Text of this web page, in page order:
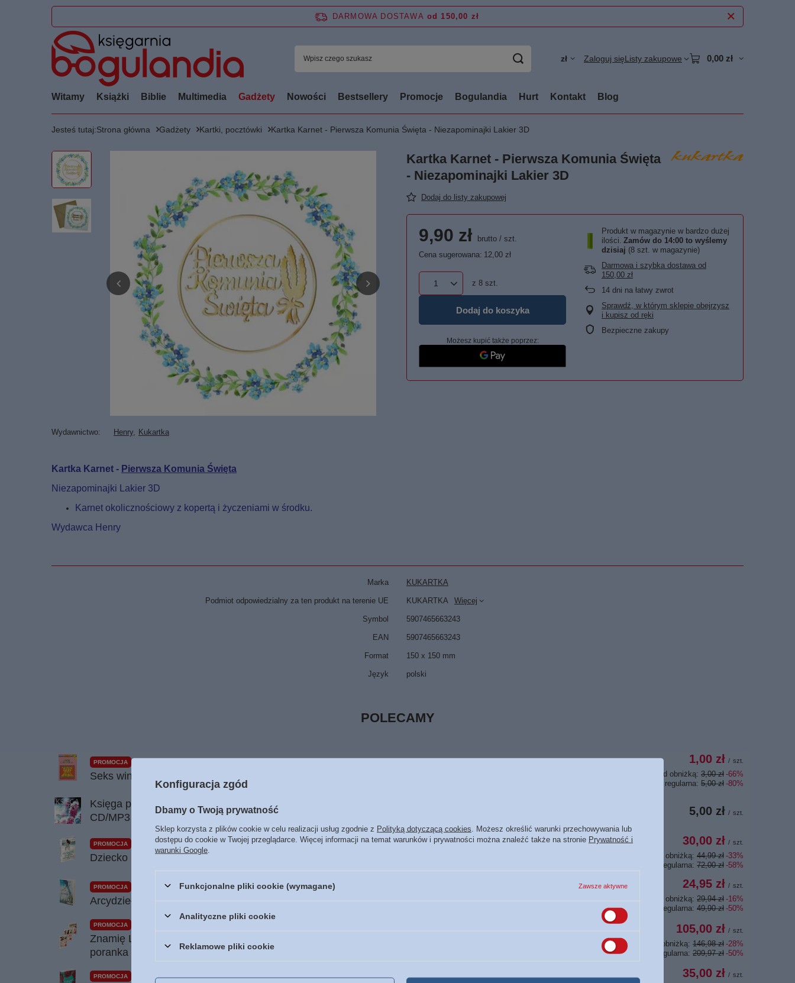
DARMOWA DOSTAWA od 150,00 zł
zł Zaloguj sięListy zakupowe 0,00 zł
Witamy Książki Biblie Multimedia Gadżety Nowości Bestsellery Promocje Bogulandia Hurt Kontakt Blog
Jesteś tutaj:Strona główna Gadżety Kartki, pocztówki Kartka Karnet - Pierwsza Komunia Święta - Niezapominajki Lakier 3D
Kartka Karnet - Pierwsza Komunia Święta
- Niezapominajki Lakier 3D
Dodaj do listy zakupowej
9,90 zł brutto / szt.
Cena sugerowana: 12,00 zł
z 8 szt.
Dodaj do koszyka
Możesz kupić także poprzez:
Produkt w magazynie w bardzo dużej
ilości Zamów do 14:00 to wyślemy
dzisiaj (8 szt. w magazynie)
Darmowa i szybka dostawa od
150,00 zł
14 dni na łatwy zwrot
Sprawdź, w którym sklepie obejrzysz
i kupisz od ręki
Bezpieczne zakupy
Wydawnictwo Henry Kukartka
Kartka Karnet - Pierwsza Komunia Święta
Niezapominajki Lakier 3D
Karnet okolicznościowy z kopertą i życzeniami w środku.
Wydawca Henry
Marka KUKARTKA
Podmiot odpowiedzialny za ten produkt na terenie UE KUKARTKA Więcej
Symbol 5907465663243
EAN 5907465663243
Format 150 x 150 mm
Język polski
POLECAMY
PROMOCJA
Seks wina przebaczenie - Josh Mc Dowell - oprawa miękka
1,00 zł / szt.
Najniższa cena z 30 dni przed obniżką: 3,00 zł -66%
Cena regularna: 5,00 zł -80%
Księga psalmów Ewangeliczny Instytut Biblijny EIB - Audiobook
CD/MP3
5,00 zł / szt.
PROMOCJA
Dziecko pokuty - powieść Francine Rivers
30,00 zł / szt.
Najniższa cena z 30 dni przed obniżką: 44,99 zł -33%
Cena regularna: 72,00 zł -58%
PROMOCJA
Arcydzieło - Francine Rivers - oprawa miękka
24,95 zł / szt.
Najniższa cena z 30 dni przed obniżką: 29,94 zł -16%
Cena regularna: 49,90 zł -50%
PROMOCJA
Znamię Lwa Zestaw - Głos w wietrze, Echo w Ciemności, Jak świt
poranka - Francine Rivers
105,00 zł / szt.
Najniższa cena z 30 dni przed obniżką: 146,98 zł -28%
Cena regularna: 209,97 zł -50%
PROMOCJA 35,00 zł / szt.
Konfiguracja zgód
Dbamy o Twoją prywatność
Sklep korzysta z plików cookie w celu realizacji usług zgodnie z Polityką dotyczącą cookies . Możesz określić warunki przechowywania lub
dostępu do cookie w Twojej przeglądarce. Więcej informacji na temat warunków i prywatności można znaleźć także na stronie Prywatność i
warunki Google
Funkcjonalne pliki cookie (wymagane) Zawsze aktywne
Analityczne pliki cookie
Reklamowe pliki cookie